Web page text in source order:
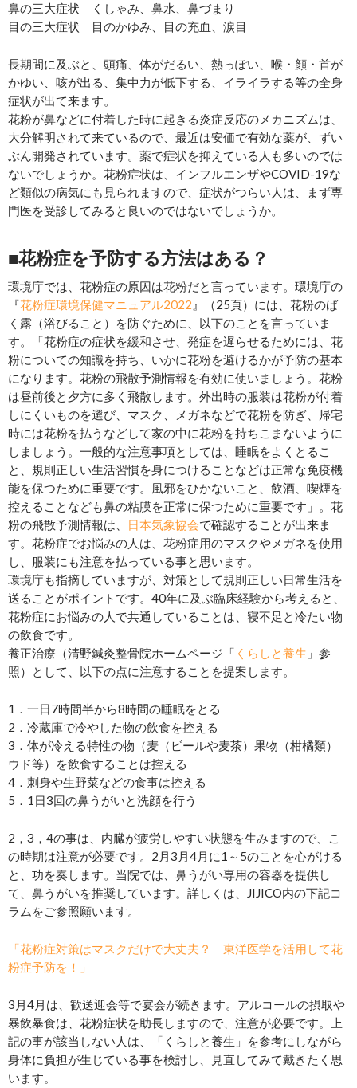
鼻の三大症状 くしゃみ、鼻水、鼻づまり
目の三大症状 目のかゆみ、目の充血、涙目
長期間に及ぶと、頭痛、体がだるい、熱っぽい、喉・顔・首が
かゆい、咳が出る、集中力が低下する、イライラする等の全身
症状が出て来ます。
花粉が鼻などに付着した時に起きる炎症反応のメカニズムは、
大分解明されて来ているので、最近は安価で有効な薬が、ずい
ぶん開発されています。薬で症状を抑えている人も多いのでは
ないでしょうか。花粉症状は、インフルエンザやCOVID-19な
ど類似の病気にも見られますので、症状がつらい人は、まず専
門医を受診してみると良いのではないでしょうか。
■花粉症を予防する方法はある？
環境庁では、花粉症の原因は花粉だと言っています。環境庁の
『花粉症環境保健マニュアル2022 』（25頁）には、花粉のば
く露（浴びること）を防ぐために、以下のことを言っていま
す。「花粉症の症状を緩和させ、発症を遅らせるためには、花
粉についての知識を持ち、いかに花粉を避けるかが予防の基本
になります。花粉の飛散予測情報を有効に使いましょう。花粉
は昼前後と夕方に多く飛散します。外出時の服装は花粉が付着
しにくいものを選び、マスク、メガネなどで花粉を防ぎ、帰宅
時には花粉を払うなどして家の中に花粉を持ちこまないように
しましょう。一般的な注意事項としては、睡眠をよくとるこ
と、規則正しい生活習慣を身につけることなどは正常な免疫機
能を保つために重要です。風邪をひかないこと、飲酒、喫煙を
控えることなども鼻の粘膜を正常に保つために重要です」。花
粉の飛散予測情報は、
日本気象協会で確認することが出来ま
す。花粉症でお悩みの人は、花粉症用のマスクやメガネを使用
し、服装にも注意を払っている事と思います。
環境庁も指摘していますが、対策として規則正しい日常生活を
送ることがポイントです。40年に及ぶ臨床経験から考えると、
花粉症にお悩みの人で共通していることは、寝不足と冷たい物
の飲食です。
養正治療（清野鍼灸整骨院ホームページ「 くらしと養生 」参
照）として、以下の点に注意することを提案します。
1．一日7時間半から8時間の睡眠をとる
2．冷蔵庫で冷やした物の飲食を控える
3．体が冷える特性の物（麦（ビールや麦茶）果物（柑橘類）
ウド等）を飲食することは控える
4．刺身や生野菜などの食事は控える
5．1日3回の鼻うがいと洗顔を行う
2，3，4の事は、内臓が疲労しやすい状態を生みますので、こ
の時期は注意が必要です。2月3月4月に1～5のことを心がける
と、功を奏します。当院では、鼻うがい専用の容器を提供し
て、鼻うがいを推奨しています。詳しくは、JIJICO内の下記コ
ラムをご参照願います。
「花粉症対策はマスクだけで大丈夫？ 東洋医学を活用して花
粉症予防を！」
3月4月は、歓送迎会等で宴会が続きます。アルコールの摂取や
暴飲暴食は、花粉症状を助長しますので、注意が必要です。上
記の事が該当しない人は、「くらしと養生」を参考にしながら
身体に負担が生じている事を検討し、見直してみて戴きたく思
います。